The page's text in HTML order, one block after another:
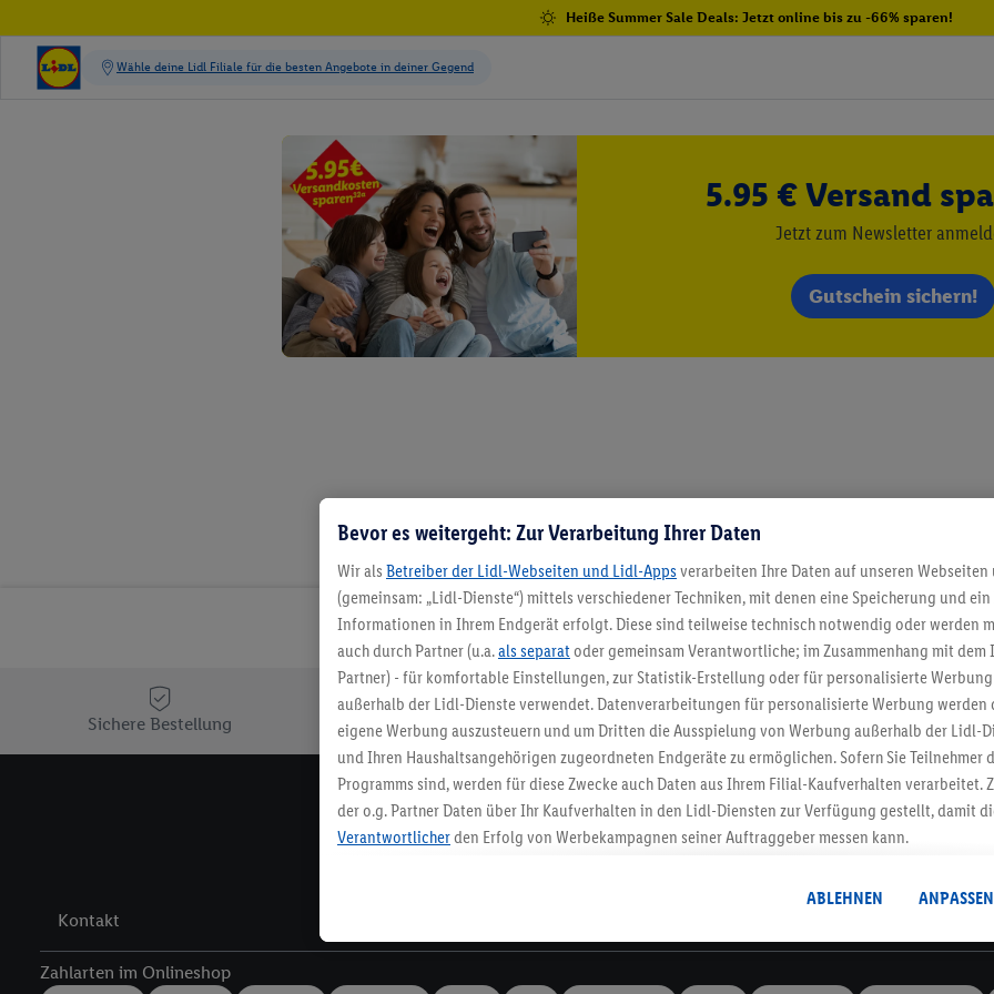
Heiße Summer Sale Deals: Jetzt online bis zu -66% sparen!
5.95 € Versand
Jetzt zum Newsletter
Gutschein sichern!
Lidl-Newsletter
Sichere Bestellung Kostenlose Retoure Rückgabefrist von
Newsletter
Melde dich zum Lidl Newsletter an & sichere dir dein
Kontakt
Zahlarten im Onlineshop
Bevor es weitergeht: Zur Verarbeitung Ihrer Daten
Wir als Betreiber der Lidl-Webseiten und Lidl-Apps verarbeiten Ihre Daten auf unseren Webseiten
(gemeinsam: „Lidl-Dienste“) mittels verschiedener Techniken, mit denen eine Speicherung und
Informationen in Ihrem Endgerät erfolgt. Diese sind teilweise technisch notwendig oder werden
auch durch Partner (u.a.als separat oder gemeinsam Verantwortliche; im Zusammenhang mit dem
Partner) - für komfortable Einstellungen, zur Statistik-Erstellung oder für personalisierte
außerhalb der Lidl-Dienste verwendet. Datenverarbeitungen für personalisierte Werbung werden
eigene Werbung auszusteuern und um Dritten die Ausspielung von Werbung außerhalb der Lidl-
und Ihren Haushaltsangehörigen zugeordneten Endgeräte zu ermöglichen. Sofern Sie Teilnehmer
Programms sind, werden für diese Zwecke auch Daten aus Ihrem Filial-Kaufverhalten verarbeitet.
der o.g. Partner Daten über Ihr Kaufverhalten in den Lidl-Diensten zur Verfügung gestellt, damit
Verantwortlicherden Erfolg von Werbekampagnen seiner Auftraggeber messen kann.
angereicherten Profilen. Dies umfasst die Zusammenführung von Daten (z.B. über Ihre Nutzung
Kaufverhalten in den Lidl-Diensten, Informationen aus Ihrem Kundenkonto - z.B. Alter oder
genauen Standortdaten) auch über verschiedene Endgeräte und Lidl-Dienste hinweg
ABLEHNEN ANPASSEN